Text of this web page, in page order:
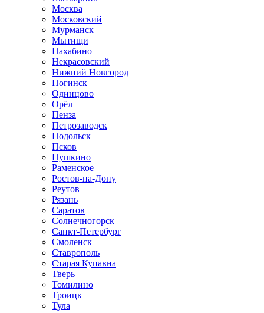
Москва
Московский
Мурманск
Мытищи
Нахабино
Некрасовский
Нижний Новгород
Ногинск
Одинцово
Орёл
Пенза
Петрозаводск
Подольск
Псков
Пушкино
Раменское
Ростов-на-Дону
Реутов
Рязань
Саратов
Солнечногорск
Санкт-Петербург
Смоленск
Ставрополь
Старая Купавна
Тверь
Томилино
Троицк
Тула